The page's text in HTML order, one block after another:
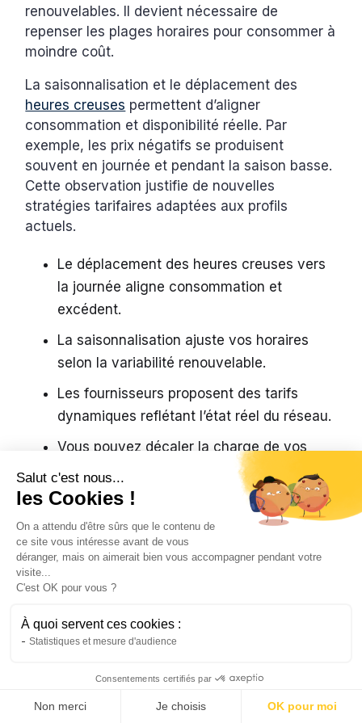
renouvelables. Il devient nécessaire de
repenser les plages horaires pour consommer à
moindre coût.
La saisonnalisation et le déplacement des
heures creuses permettent d’aligner
consommation et disponibilité réelle. Par
exemple, les prix négatifs se produisent
souvent en journée et pendant la saison basse.
Cette observation justifie de nouvelles
stratégies tarifaires adaptées aux profils
actuels.
Le déplacement des heures creuses vers
la journée aligne consommation et
excédent.
La saisonnalisation ajuste vos horaires
selon la variabilité renouvelable.
Les fournisseurs proposent des tarifs
dynamiques reflétant l’état réel du réseau.
Vous pouvez décaler la charge de vos
appareils ou véhicules électriques.
Les impacts pour les
producteurs et le marché spot
Pour les producteurs, les prix négatifs
parcs éoliens ou solaires doivent payer pour
écouler leur production. Les centrales
ce qui génère des coûts supplémentaires.
Cette situation modifie la rentabilité et la
Salut c'est nous...
les Cookies !
On a attendu d'être sûrs que le contenu de
ce site vous intéresse avant de vous
déranger, mais on aimerait bien vous accompagner pendant votre
visite...
C'est OK pour vous ?
À quoi servent ces cookies :
Statistiques et mesure d'audience
Consentements certifiés par
Non merci Je choisis OK pour moi